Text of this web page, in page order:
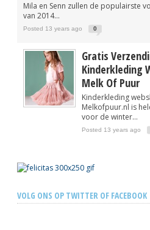
Mila en Senn zullen de populairste
van 2014...
Posted 13 years ago 0
Gratis
Kinderkleding
Melk Of Puur
Kinderkleding
Melkofpuur.nl is
voor de winter...
Posted 13 years ago
VOLG ONS OP TWITTER OF FACEBOOK